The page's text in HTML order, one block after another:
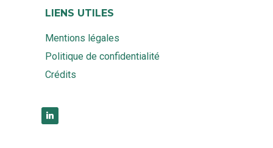
LIENS UTILES
Mentions légales
Politique de confidentialité
Crédits
linkedin